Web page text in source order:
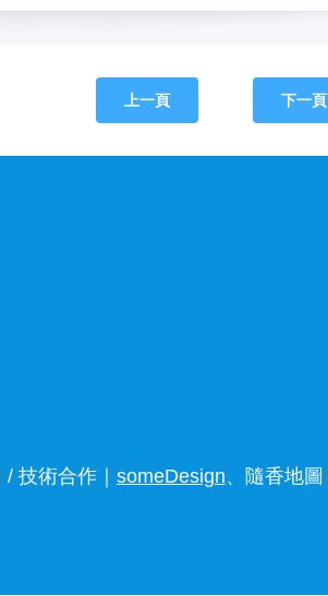
上一頁 下一頁
技術合作｜ someDesign、隨香地圖